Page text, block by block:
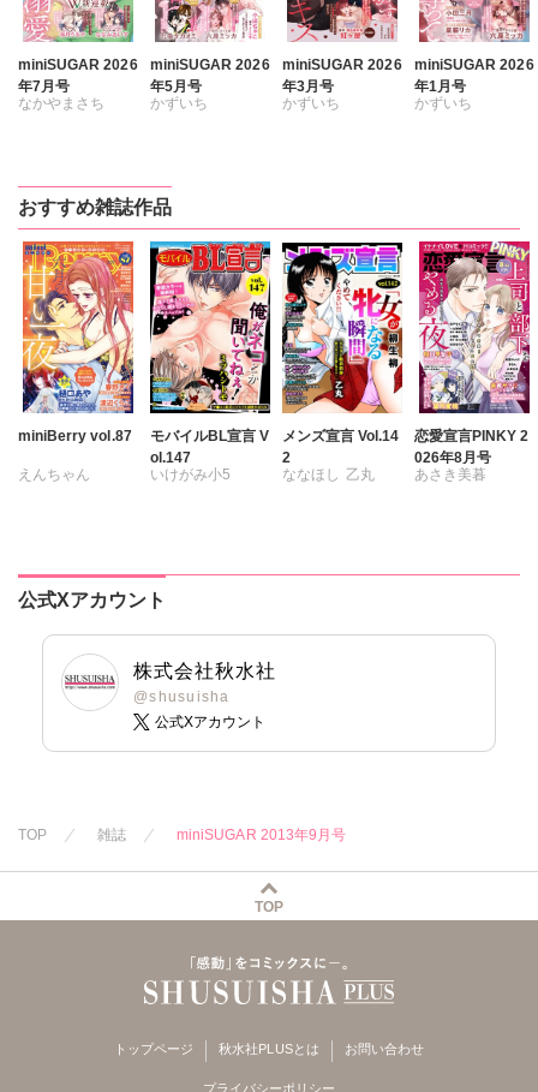
miniSUGAR 2026
年7月号
なかやまさち
ヒナギク びる
夏生恒
桐嶋ショウコ
九条タカオミ
小田三月
清水沙斗子
海月うる子
さくら蒼
踊る毒林檎
六原ミッカ
miniSUGAR 2026
年5月号
かずいち
ヒナギク
夏生恒
桐嶋ショウコ
九条タカオミ
清水沙斗子
海月うる子
さくら蒼
踊る毒林檎
六原ミッカ
小出ちゃこ
紅ヶ屋
miniSUGAR 2026
年3月号
かずいち
桐嶋ショウコ
小田三月
星脇リカ
清水沙斗子
海月うる子
さくら蒼
踊る毒林檎
六原ミッカ
小出ちゃこ
miniSUGAR 2026
年1月号
かずいち
桐嶋ショウコ
小田三月
星脇リカ
清水沙斗子
海月うる子
さくら蒼
踊る毒林檎
六原ミッカ
小出ちゃこ
おすすめ雑誌作品
miniBerry vol.87
えんちゃん
蒼椅哉方
渡辺くらこ
樋口あや
美月李予
沢音千尋 藤春都
テラーノベル
モバイルBL宣言 V
ol.147
いけがみ小5
メンズ宣言 Vol.14
2
ななほし 乙丸
みた森たつや
恋愛宣言PINKY 2
026年8月号
あさき美暮
小鳥晶
知葉サナガ
いぬかいゆず
公式Xアカウント
株式会社秋水社
@shusuisha
公式Xアカウント
TOP 雑誌 miniSUGAR 2013年9月号
TOP
トップページ 秋水社PLUSとは お問い合わせ
プライバシーポリシー